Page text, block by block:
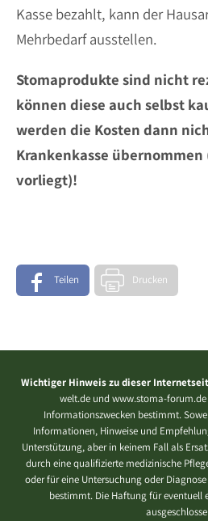
Kasse bezahlt, kann der
Mehrbedarf ausstellen.
Stomaprodukte sind nicht
können diese auch selbst
werden die Kosten dann
Krankenkasse übernommen
vorliegt)!
Teilen Drucken
Wichtiger Hinweis zu dieser
welt.de und www.stoma-
Informationszwecken bestimmt.
Informationen, Hinweise und
Unterstützung, aber in keinem Fall als
durch eine qualifizierte medizinische
oder für eine Untersuchung oder
bestimmt. Die Haftung für eventuell